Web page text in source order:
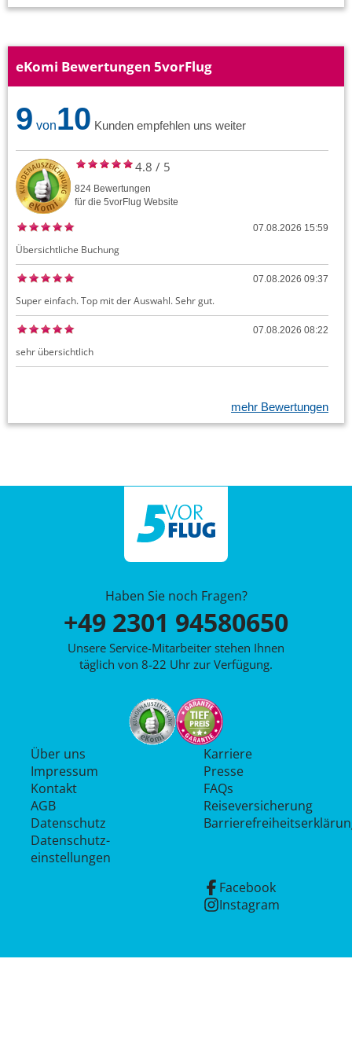
eKomi Bewertungen 5vorFlug
9 von10 Kunden empfehlen uns weiter
4.8 / 5
824 Bewertungen
für die 5vorFlug Website
07.08.2026 15:59
Übersichtliche Buchung
07.08.2026 09:37
Super einfach. Top mit der Auswahl. Sehr gut.
07.08.2026 08:22
sehr übersichtlich
mehr Bewertungen
Haben Sie noch Fragen?
+49 2301 94580650
Unsere Service-Mitarbeiter stehen Ihnen
täglich von 8-22 Uhr zur Verfügung.
Über uns
Impressum
Kontakt
AGB
Datenschutz
Datenschutz­
einstellungen
Karriere
Presse
FAQs
Reiseversicherung
Facebook
Instagram